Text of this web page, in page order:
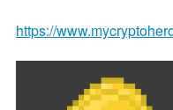
https://